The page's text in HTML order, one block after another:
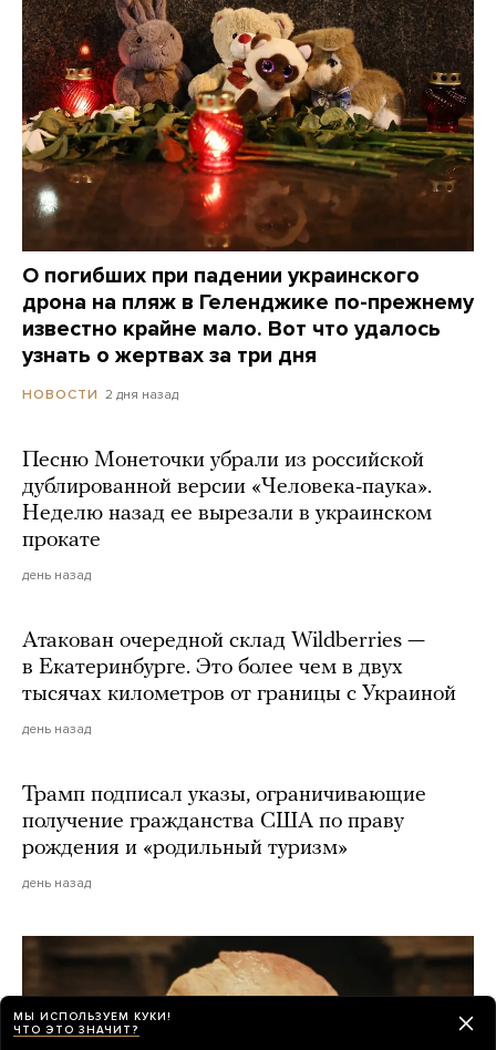
О погибших при падении украинского
дрона на пляж в Геленджике по-прежнему
известно крайне мало. Вот что удалось
узнать о жертвах за три дня
НОВОСТИ 2 дня назад
Песню Монеточки убрали из российской
дублированной версии «Человека-паука».
Неделю назад ее вырезали в украинском
прокате
день назад
Атакован очередной склад Wildberries —
в Екатеринбурге. Это более чем в двух
тысячах километров от границы с Украиной
день назад
Трамп подписал указы, ограничивающие
получение гражданства США по праву
рождения и «родильный туризм»
день назад
МЫ ИСПОЛЬЗУЕМ КУКИ!
ЧТО ЭТО ЗНАЧИТ?